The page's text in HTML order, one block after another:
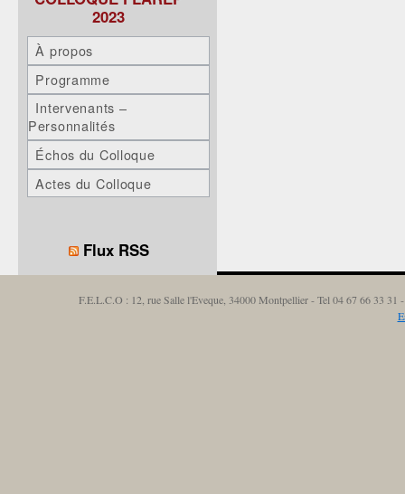
2023
À propos
Programme
Intervenants –
Personnalités
Échos du Colloque
Actes du Colloque
Flux RSS
F.E.L.C.O : 12, rue Salle l'Eveque, 34000 Montpellier - Tel 04 67 66 33